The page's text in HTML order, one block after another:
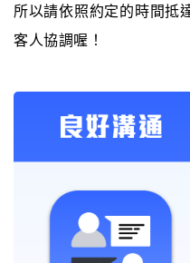
所以請依照約定的時間抵
客人協調喔！